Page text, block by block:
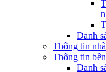
Danh
Thông tin
Thông tin
Danh